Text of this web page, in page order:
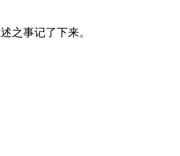
之事记了下来。